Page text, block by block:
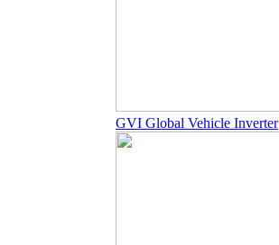
GVI Global Vehicle Inverter